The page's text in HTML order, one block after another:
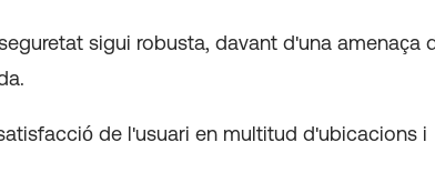
sigui robusta, davant d'una amenaça
de l'usuari en multitud d'ubicacions i